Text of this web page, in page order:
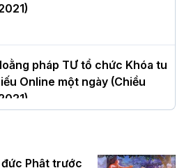
được suy
GHPGVN tỉnh
hạ Bồ Đề trang
cư PL.2570 –
pháp TƯ tổ chức Khóa tu
Online một ngày (Chiều
pháp TƯ tổ chức Khóa tu
Phật trước